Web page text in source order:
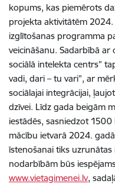
kopums, kas piemērots
projekta aktivitātēm
izglītošanas programma
veicināšanu. Sadarbībā ar
sociālā intelekta centrs”
vadi, dari – tu vari”, ar
sociālajai integrācijai,
dzīvei. Līdz gada beigām
iestādēs, sasniedzot
mācību ietvarā 2024.
īstenošanai tiks
nodarbībām būs
www.vietagimenei.lv,